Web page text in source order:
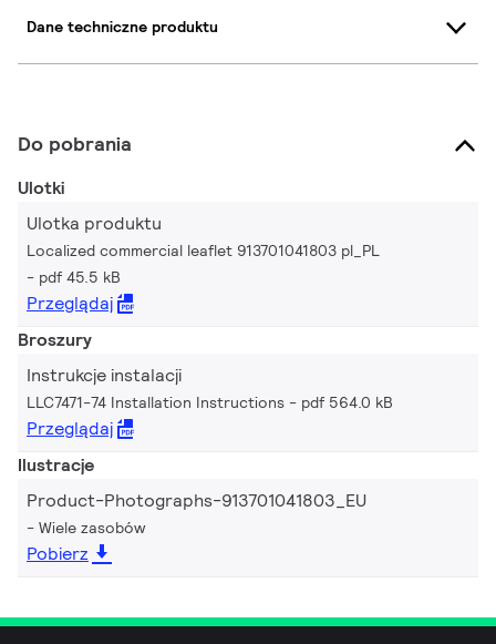
Dane techniczne produktu
Do pobrania
Ulotki
Ulotka produktu
Localized commercial leaflet 913701041803 pl_PL
pdf 45.5 kB
Przeglądaj
Broszury
Instrukcje instalacji
LLC7471-74 Installation Instructions pdf 564.0 kB
Przeglądaj
Ilustracje
Product-Photographs-913701041803_EU
Wiele zasobów
Pobierz